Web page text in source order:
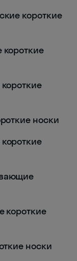
короткие
носки
короткие
носки